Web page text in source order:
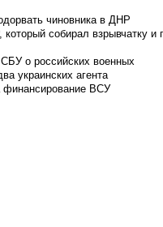
чиновника в ДНР
собирал взрывчатку и
о российских военных
украинских агента
финансирование ВСУ